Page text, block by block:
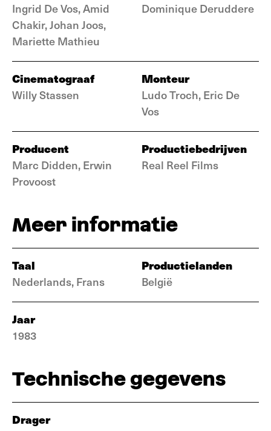
Ingrid De Vos, Amid
Chakir, Johan Joos,
Mariette Mathieu
Dominique Deruddere
Cinematograaf
Willy Stassen
Monteur
Ludo Troch, Eric De
Vos
Producent
Marc Didden, Erwin
Provoost
Productiebedrijven
Real Reel Films
Meer informatie
Taal
Nederlands, Frans
Productielanden
België
Jaar
1983
Technische gegevens
Drager